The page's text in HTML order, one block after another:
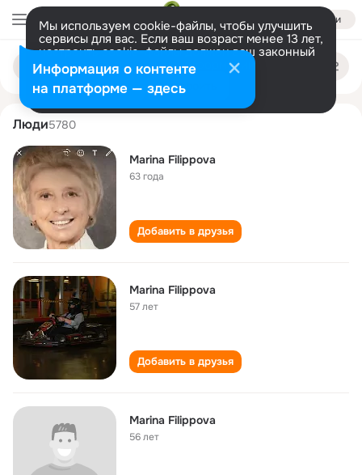
Войти
Мы используем cookie-файлы, чтобы улучшить
сервисы для вас. Если ваш возраст менее 13 лет,
настроить cookie-файлы должен ваш законный
представитель. Больше информации
Разрешить все Настроить
Поиск
людям
marina filippova
Люди5780
Marina Filippova
63 года
Добавить в друзья
Marina Filippova
57 лет
Добавить в друзья
Marina Filippova
56 лет
Информация о контенте
на платформе — здесь